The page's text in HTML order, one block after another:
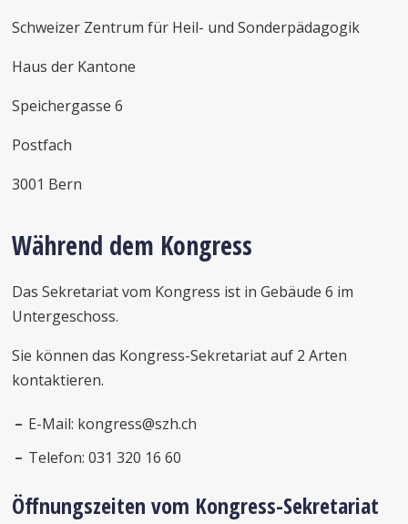
Schweizer Zentrum für Heil- und Sonderpädagogik
Haus der Kantone
Speichergasse 6
Postfach
3001 Bern
Während dem Kongress
Das Sekretariat vom Kongress ist in Gebäude 6 im
Untergeschoss.
Sie können das Kongress-Sekretariat auf 2 Arten
kontaktieren.
E-Mail: kongress@szh.ch
Telefon: 031 320 16 60
Öffnungszeiten vom Kongress-Sekretariat